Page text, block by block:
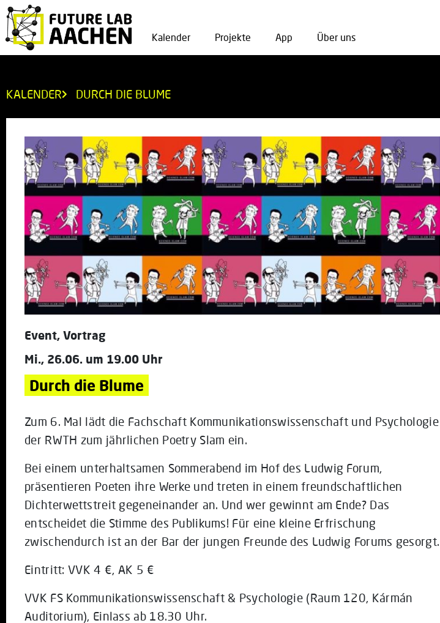
Kalender Projekte App Über uns
KALENDER DURCH DIE BLUME
Event, Vortrag
Mi., 26.06. um 19.00 Uhr
Durch die Blume
Zum 6. Mal lädt die Fachschaft Kommunikationswissenschaft und Psychologie
der RWTH zum jährlichen Poetry Slam ein.
Bei einem unterhaltsamen Sommerabend im Hof des Ludwig Forum,
präsentieren Poeten ihre Werke und treten in einem freundschaftlichen
Dichterwettstreit gegeneinander an. Und wer gewinnt am Ende? Das
entscheidet die Stimme des Publikums! Für eine kleine Erfrischung
zwischendurch ist an der Bar der jungen Freunde des Ludwig Forums gesorgt.
Eintritt: VVK 4 €, AK 5 €
VVK FS Kommunikationswissenschaft & Psychologie (Raum 120, Kármán
Auditorium), Einlass ab 18.30 Uhr.